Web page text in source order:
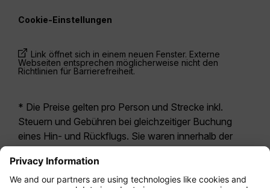
Cookie-Einstellungen
Link öffnet sich in einem neuen Fenster. Externe
Webseiten entsprechen möglicherweise nicht den
Richtlinien für Barrierefreiheit.
* Die Preise gelten pro Person und Strecke inkl.
Steuern und Gebühren bei gleichzeitiger Buchung
eines Hin- und Rückflugs. Sie waren innerhalb der
möglicherweise nicht mehr aktuell. Bei den für die
Economy Class angegebenen Tarifen handelt es